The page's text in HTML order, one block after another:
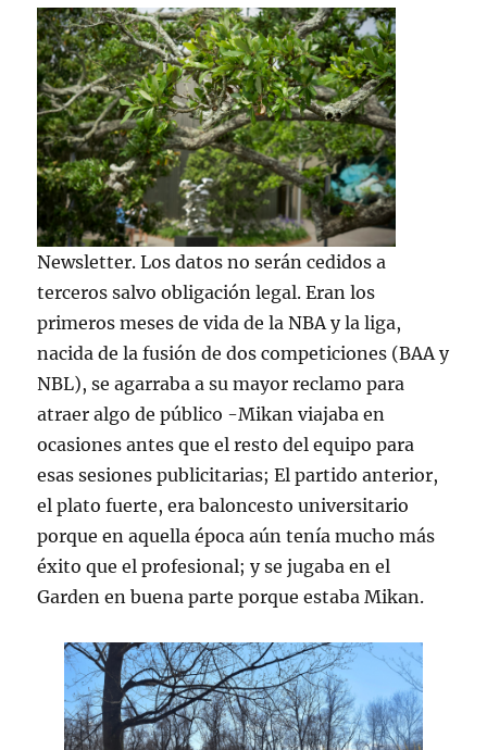
Newsletter. Los datos no serán cedidos a
terceros salvo obligación legal. Eran los
primeros meses de vida de la NBA y la liga,
nacida de la fusión de dos competiciones (BAA y
NBL), se agarraba a su mayor reclamo para
atraer algo de público -Mikan viajaba en
ocasiones antes que el resto del equipo para
esas sesiones publicitarias; El partido anterior,
el plato fuerte, era baloncesto universitario
porque en aquella época aún tenía mucho más
éxito que el profesional; y se jugaba en el
Garden en buena parte porque estaba Mikan.